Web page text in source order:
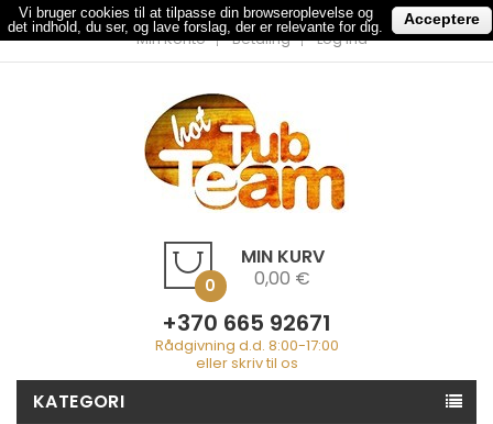
Min Konto Betaling Log Ind
MIN KURV
0 0,00 €
+370 665 92671
Rådgivning d.d. 8:00-17:00
eller skriv til os
KATEGORI
Vi bruger cookies til at tilpasse din browseroplevelse og
det indhold, du ser, og lave forslag, der er relevante for dig.
Acceptere